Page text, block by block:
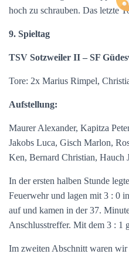
hoch zu schrauben. Das letzte
9. Spieltag
TSV Sotzweiler II – SF
Tore: 2x Marius Rimpel,
Aufstellung:
Maurer Alexander, Kapitza
Jakobs Luca, Gisch Marlon,
Ken, Bernard Christian, Hauch
In der ersten halben Stunde
Feuerwehr und lagen mit 3 : 0
auf und kamen in der 37.
Anschlusstreffer. Mit dem 3 : 1
Im zweiten Abschnitt waren wir